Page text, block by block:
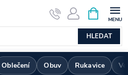
HLEDAT
NÁKUPNÍ
KOŠÍK
Oblečení Obuv Rukavice